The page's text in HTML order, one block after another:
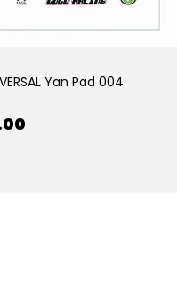
Yan Pad 004